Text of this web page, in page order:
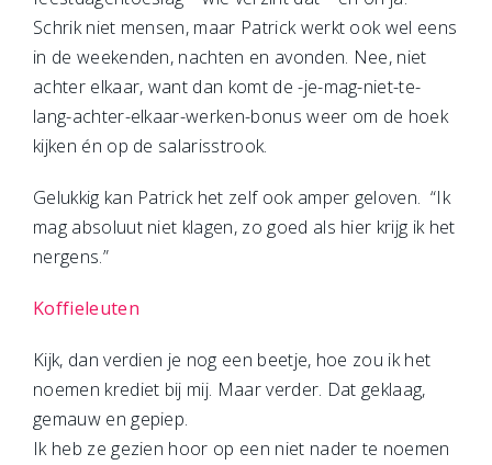
Schrik niet mensen, maar Patrick werkt ook wel eens
in de weekenden, nachten en avonden. Nee, niet
achter elkaar, want dan komt de -je-mag-niet-te-
lang-achter-elkaar-werken-bonus weer om de hoek
kijken én op de salarisstrook.
Gelukkig kan Patrick het zelf ook amper geloven. “Ik
mag absoluut niet klagen, zo goed als hier krijg ik het
nergens.”
Koffieleuten
Kijk, dan verdien je nog een beetje, hoe zou ik het
noemen krediet bij mij. Maar verder. Dat geklaag,
gemauw en gepiep.
Ik heb ze gezien hoor op een niet nader te noemen